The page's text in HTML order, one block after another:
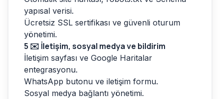
yapısal verisi.
Ücretsiz SSL sertifikası ve güvenli oturum
yönetimi.
5 ✉️ İletişim, sosyal medya ve bildirim
İletişim sayfası ve Google Haritalar
entegrasyonu.
WhatsApp butonu ve iletişim formu.
Sosyal medya bağlantı yönetimi.